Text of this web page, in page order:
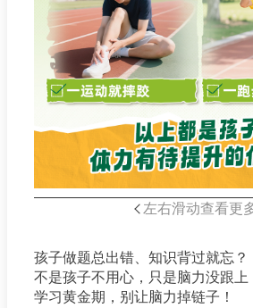
左右滑动查看更
孩子做题总出错、知识背过就忘？
不是孩子不用心，只是脑力没跟上
学习黄金期，别让脑力掉链子！